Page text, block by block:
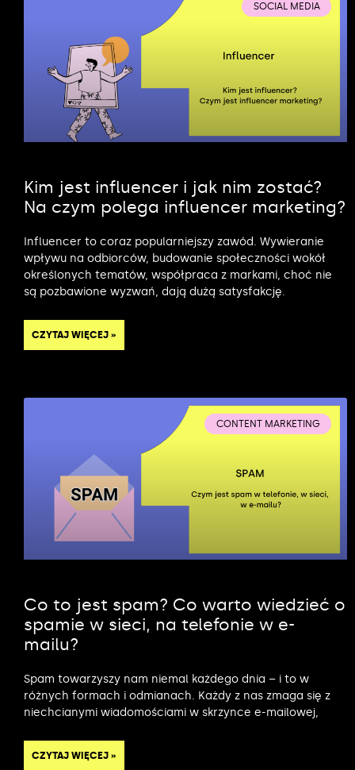
SOCIAL MEDIA
Kim jest influencer i jak nim zostać?
Na czym polega influencer marketing?
Influencer to coraz popularniejszy zawód. Wywieranie
wpływu na odbiorców, budowanie społeczności wokół
określonych tematów, współpraca z markami, choć nie
są pozbawione wyzwań, dają dużą satysfakcję.
CZYTAJ WIĘCEJ »
CONTENT MARKETING
Co to jest spam? Co warto wiedzieć o
spamie w sieci, na telefonie w e-
mailu?
Spam towarzyszy nam niemal każdego dnia – i to w
różnych formach i odmianach. Każdy z nas zmaga się z
niechcianymi wiadomościami w skrzynce e-mailowej,
CZYTAJ WIĘCEJ »